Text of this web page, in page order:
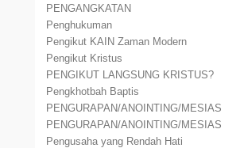
PENGANGKATAN
Penghukuman
Pengikut KAIN Zaman Modern
Pengikut Kristus
PENGIKUT LANGSUNG KRISTUS?
Pengkhotbah Baptis
PENGURAPAN/ANOINTING/MESIAS
PENGURAPAN/ANOINTING/MESIAS
Pengusaha yang Rendah Hati